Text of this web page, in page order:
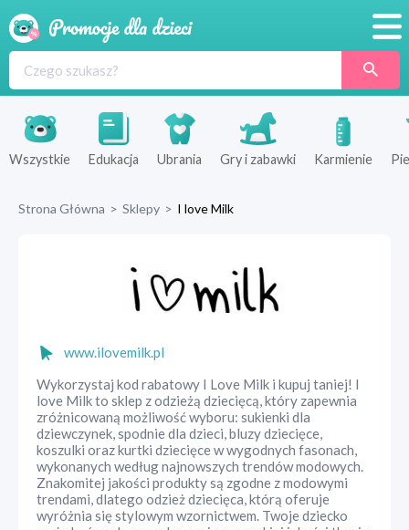
Produkty
Sklepy
Wszystkie Edukacja Ubrania Gry i zabawki Karmienie
Strona Główna > Sklepy > I love Milk
www.ilovemilk.pl
Wykorzystaj kod rabatowy I Love Milk i kupuj taniej! I
love Milk to sklep z odzieżą dziecięcą, który zapewnia
zróżnicowaną możliwość wyboru: sukienki dla
dziewczynek, spodnie dla dzieci, bluzy dziecięce,
koszulki oraz kurtki dziecięce w wygodnych fasonach,
wykonanych według najnowszych trendów modowych.
Znakomitej jakości produkty są zgodne z modowymi
trendami, dlatego odzież dziecięca, którą oferuje
wyróżnia się stylowym wzornictwem. Twoje dziecko